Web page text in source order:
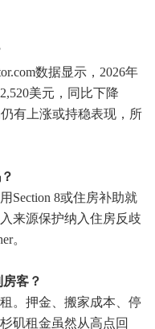
数据显示，2026年
美元，同比下降
有上涨或持稳表现，所
Section 8或住房补助就
来源保护纳入住房反歧
。
客？
。押金、搬家成本、停
矶租金虽然从高点回